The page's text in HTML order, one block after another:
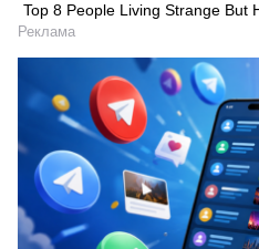
Top 8 People Living Strange But
Реклама